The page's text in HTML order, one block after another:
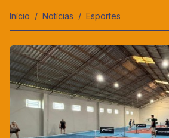
Início Notícias Esportes